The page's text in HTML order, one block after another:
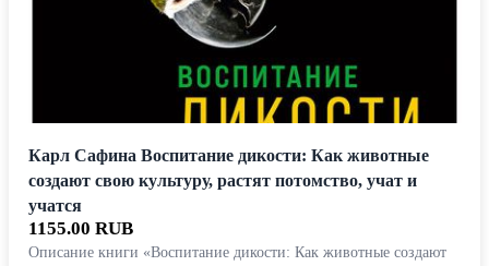
Карл Сафина Воспитание дикости: Как животные
создают свою культуру, растят потомство, учат и
учатся
1155.00 RUB
Описание книги «Воспитание дикости: Как животные создают